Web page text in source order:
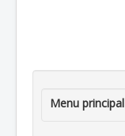
Menu principal